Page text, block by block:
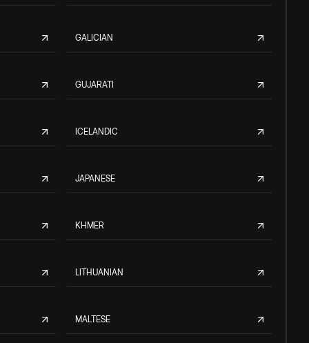
GALICIAN
GUJARATI
ICELANDIC
JAPANESE
KHMER
LITHUANIAN
MALTESE